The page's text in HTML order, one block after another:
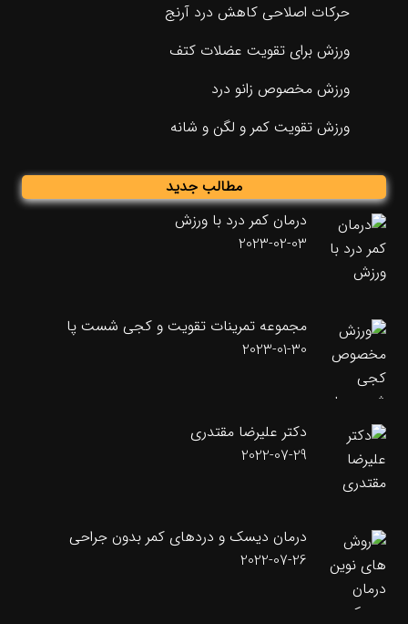
حرکات اصلاحی کاهش درد آرنج
ورزش برای تقویت عضلات کتف
ورزش مخصوص زانو درد
ورزش تقویت کمر و لگن و شانه
مطالب جدید
درمان کمر درد با ورزش
2023-02-03
مجموعه تمرینات تقویت و کجی شست پا
2023-01-30
دکتر علیرضا مقتدری
2022-07-29
درمان دیسک و دردهای کمر بدون جراحی
2022-07-26